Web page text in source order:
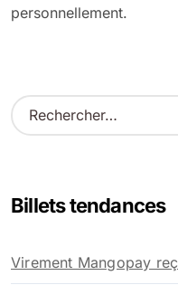
personnellement.
R
e
r
e
r
Billets tendances
Virement Mangopay